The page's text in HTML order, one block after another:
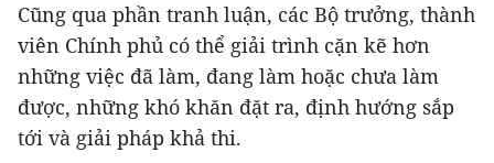
Cũng qua phần tranh luận, các Bộ trưởng, thành
viên Chính phủ có thể giải trình cặn kẽ hơn
những việc đã làm, đang làm hoặc chưa làm
được, những khó khăn đặt ra, định hướng sắp
tới và giải pháp khả thi.